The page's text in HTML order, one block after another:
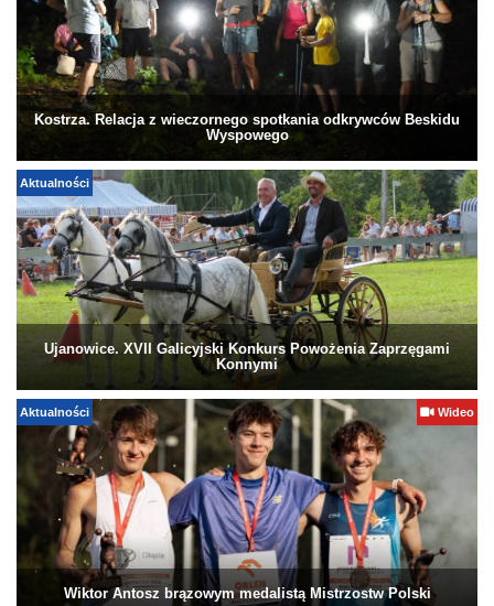
Kostrza. Relacja z wieczornego spotkania odkrywców Beskidu
Wyspowego
Aktualności
Ujanowice. XVII Galicyjski Konkurs Powożenia Zaprzęgami
Konnymi
Aktualności Wideo
Wiktor Antosz brązowym medalistą Mistrzostw Polski